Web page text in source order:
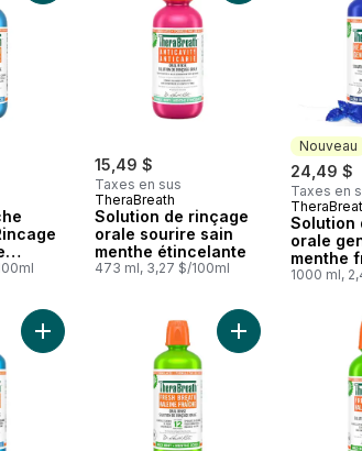
15,49 $
Taxes en sus
TheraBreath
Solution de rinçage
orale sourire sain
menthe étincelante
473 ml, 3,27 $/100ml
Nouveau
24,49 $
Taxes en
Solution
orale
menthe
1000 ml,
Ajouter Mente Glacée Haleine Fraîche
Ajouter Haleine